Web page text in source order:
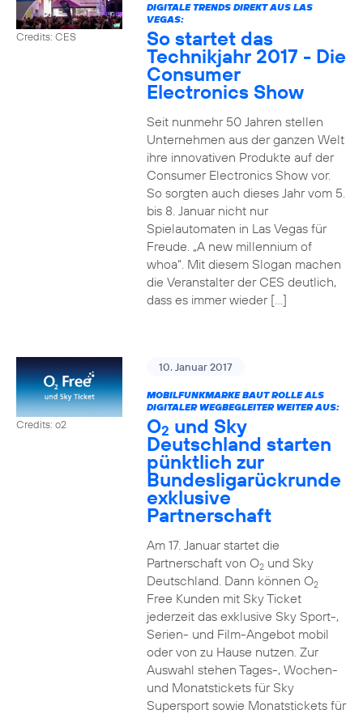
Credits: CES
DIGITALE TRENDS DIREKT AUS LAS
VEGAS:
So startet das
Technikjahr 2017 - Die
Consumer
Electronics Show
Seit nunmehr 50 Jahren stellen
Unternehmen aus der ganzen Welt
ihre innovativen Produkte auf der
Consumer Electronics Show vor.
So sorgten auch dieses Jahr vom 5.
bis 8. Januar nicht nur
Spielautomaten in Las Vegas für
Freude. „A new millennium of
whoa“. Mit diesem Slogan machen
die Veranstalter der CES deutlich,
dass es immer wieder […]
Credits: o2
10. Januar 2017
MOBILFUNKMARKE BAUT ROLLE ALS
DIGITALER WEGBEGLEITER WEITER AUS:
O2 und Sky
Deutschland starten
pünktlich zur
Bundesligarückrunde
exklusive
Partnerschaft
Am 17. Januar startet die
Partnerschaft von O2und Sky
Deutschland. Dann können O2
Free Kunden mit Sky Ticket
jederzeit das exklusive Sky Sport-,
Serien- und Film-Angebot mobil
oder von zu Hause nutzen. Zur
Auswahl stehen Tages-, Wochen-
und Monatstickets für Sky
Supersport sowie Monatstickets für